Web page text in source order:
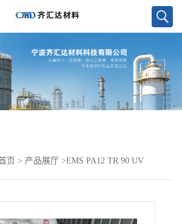
页 > 产品展厅 >EMS PA12 TR 90 UV